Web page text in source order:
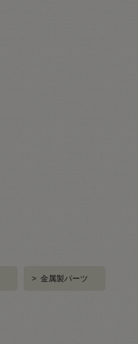
> 金属製パーツ